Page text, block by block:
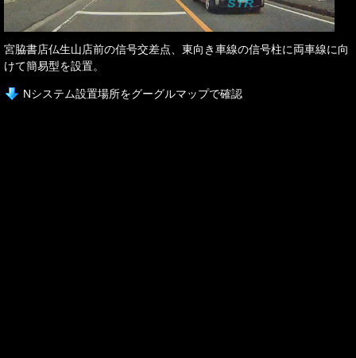
宮脇書店仏生山店前の信号交差点、東向き車線の信号柱に両車線に向
けて簡易型を設置。
Nシステム設置場所をグーグルマップで確認